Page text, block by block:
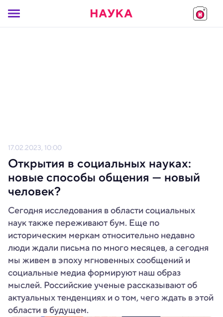
17.02.2023, 10:00
Открытия в социальных науках:
новые способы общения — новый
человек?
Сегодня исследования в области социальных
наук также переживают бум. Еще по
историческим меркам относительно недавно
люди ждали письма по много месяцев, а сегодня
мы живем в эпоху мгновенных сообщений и
социальные медиа формируют наш образ
мыслей. Российские ученые рассказывают об
актуальных тенденциях и о том, чего ждать в этой
области в будущем.